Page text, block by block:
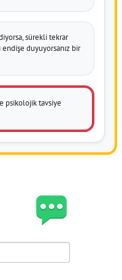
sürekli tekrar
endişe duyuyorsanız bir
psikolojik tavsiye